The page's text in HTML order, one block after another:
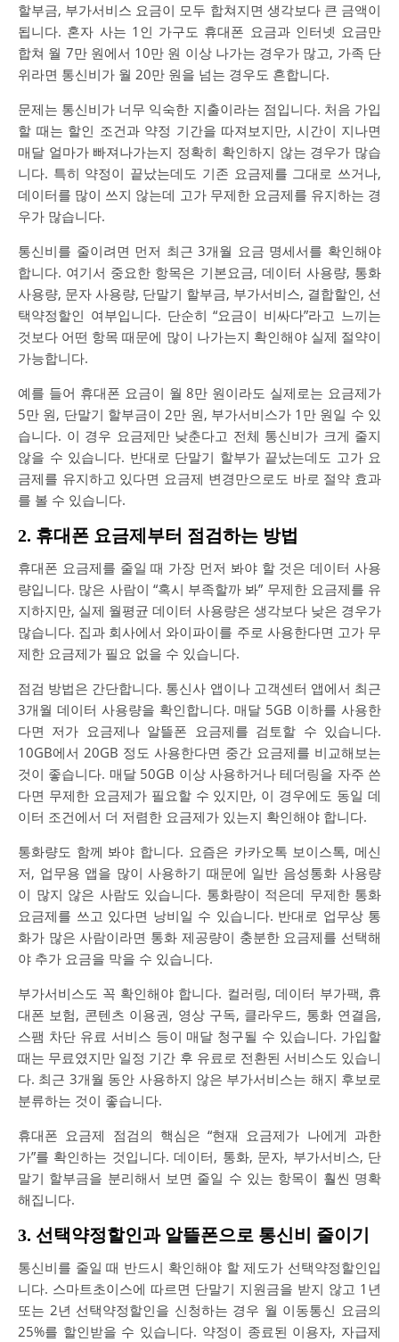
할부금, 부가서비스 요금이 모두 합쳐지면 생각보다 큰 금액이
됩니다. 혼자 사는 1인 가구도 휴대폰 요금과 인터넷 요금만
합쳐 월 7만 원에서 10만 원 이상 나가는 경우가 많고, 가족 단
위라면 통신비가 월 20만 원을 넘는 경우도 흔합니다.
문제는 통신비가 너무 익숙한 지출이라는 점입니다. 처음 가입
할 때는 할인 조건과 약정 기간을 따져보지만, 시간이 지나면
매달 얼마가 빠져나가는지 정확히 확인하지 않는 경우가 많습
니다. 특히 약정이 끝났는데도 기존 요금제를 그대로 쓰거나,
데이터를 많이 쓰지 않는데 고가 무제한 요금제를 유지하는 경
우가 많습니다.
통신비를 줄이려면 먼저 최근 3개월 요금 명세서를 확인해야
합니다. 여기서 중요한 항목은 기본요금, 데이터 사용량, 통화
사용량, 문자 사용량, 단말기 할부금, 부가서비스, 결합할인, 선
택약정할인 여부입니다. 단순히 “요금이 비싸다”라고 느끼는
것보다 어떤 항목 때문에 많이 나가는지 확인해야 실제 절약이
가능합니다.
예를 들어 휴대폰 요금이 월 8만 원이라도 실제로는 요금제가
5만 원, 단말기 할부금이 2만 원, 부가서비스가 1만 원일 수 있
습니다. 이 경우 요금제만 낮춘다고 전체 통신비가 크게 줄지
않을 수 있습니다. 반대로 단말기 할부가 끝났는데도 고가 요
금제를 유지하고 있다면 요금제 변경만으로도 바로 절약 효과
를 볼 수 있습니다.
2. 휴대폰 요금제부터 점검하는 방법
휴대폰 요금제를 줄일 때 가장 먼저 봐야 할 것은 데이터 사용
량입니다. 많은 사람이 “혹시 부족할까 봐” 무제한 요금제를 유
지하지만, 실제 월평균 데이터 사용량은 생각보다 낮은 경우가
많습니다. 집과 회사에서 와이파이를 주로 사용한다면 고가 무
제한 요금제가 필요 없을 수 있습니다.
점검 방법은 간단합니다. 통신사 앱이나 고객센터 앱에서 최근
3개월 데이터 사용량을 확인합니다. 매달 5GB 이하를 사용한
다면 저가 요금제나 알뜰폰 요금제를 검토할 수 있습니다.
10GB에서 20GB 정도 사용한다면 중간 요금제를 비교해보는
것이 좋습니다. 매달 50GB 이상 사용하거나 테더링을 자주 쓴
다면 무제한 요금제가 필요할 수 있지만, 이 경우에도 동일 데
이터 조건에서 더 저렴한 요금제가 있는지 확인해야 합니다.
통화량도 함께 봐야 합니다. 요즘은 카카오톡 보이스톡, 메신
저, 업무용 앱을 많이 사용하기 때문에 일반 음성통화 사용량
이 많지 않은 사람도 있습니다. 통화량이 적은데 무제한 통화
요금제를 쓰고 있다면 낭비일 수 있습니다. 반대로 업무상 통
화가 많은 사람이라면 통화 제공량이 충분한 요금제를 선택해
야 추가 요금을 막을 수 있습니다.
부가서비스도 꼭 확인해야 합니다. 컬러링, 데이터 부가팩, 휴
대폰 보험, 콘텐츠 이용권, 영상 구독, 클라우드, 통화 연결음,
스팸 차단 유료 서비스 등이 매달 청구될 수 있습니다. 가입할
때는 무료였지만 일정 기간 후 유료로 전환된 서비스도 있습니
다. 최근 3개월 동안 사용하지 않은 부가서비스는 해지 후보로
분류하는 것이 좋습니다.
휴대폰 요금제 점검의 핵심은 “현재 요금제가 나에게 과한
가”를 확인하는 것입니다. 데이터, 통화, 문자, 부가서비스, 단
말기 할부금을 분리해서 보면 줄일 수 있는 항목이 훨씬 명확
해집니다.
3. 선택약정할인과 알뜰폰으로 통신비 줄이기
통신비를 줄일 때 반드시 확인해야 할 제도가 선택약정할인입
니다. 스마트초이스에 따르면 단말기 지원금을 받지 않고 1년
또는 2년 선택약정할인을 신청하는 경우 월 이동통신 요금의
25%를 할인받을 수 있습니다. 약정이 종료된 이용자, 자급제